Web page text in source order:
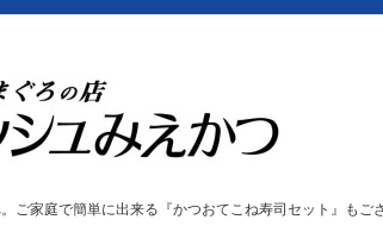
ご家庭で簡単に出来る『かつおてこね寿司セット』もご